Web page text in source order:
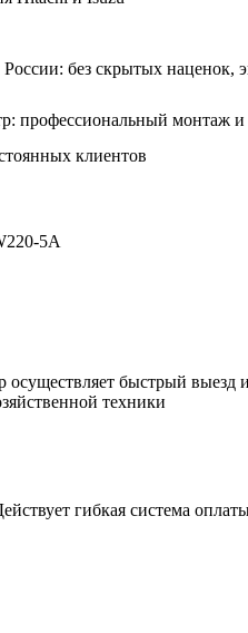
России: без скрытых наценок,
профессиональный монтаж
клиентов
5A
быстрый выезд
техники
гибкая система